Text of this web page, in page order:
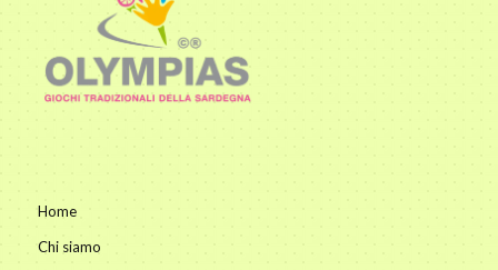
Home
Chi siamo